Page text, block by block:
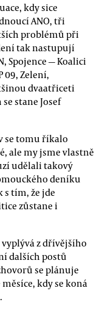
kdy sice
ANO, tři
problémů při
tak nastupují
Spojence — Koalici
09, Zelení,
dvaatřiceti
stane Josef
se tomu říkalo
ale my jsme vlastně
udělali takový
deníku
tím, že jde
zůstane i
z dřívějšího
dalších postů
se plánuje
kdy se koná